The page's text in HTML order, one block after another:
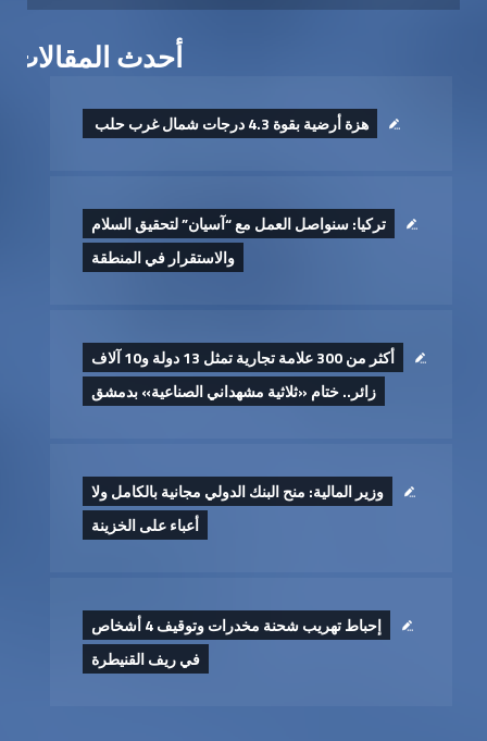
أحدث المقالات
هزة أرضية بقوة 4.3 درجات شمال غرب حلب ‏
تركيا: سنواصل العمل مع “آسيان” لتحقيق السلام
والاستقرار في المنطقة
أكثر من 300 علامة تجارية تمثل 13 دولة و10 آلاف
زائر.. ختام «ثلاثية مشهداني الصناعية» بدمشق
وزير المالية: منح البنك الدولي مجانية بالكامل ولا
أعباء على الخزينة
إحباط تهريب شحنة مخدرات وتوقيف 4 أشخاص
في ريف القنيطرة